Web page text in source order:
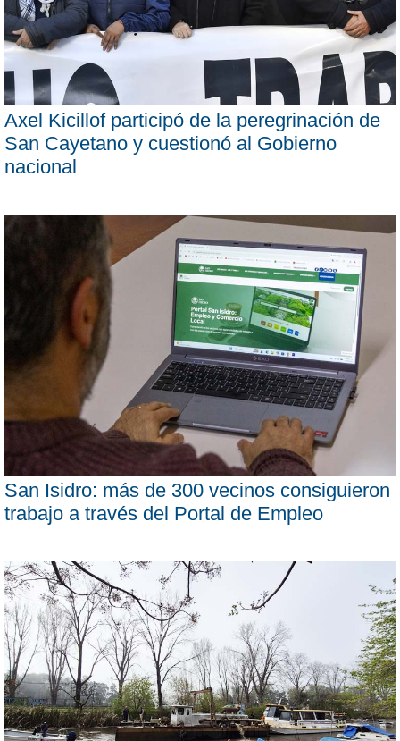
Axel Kicillof participó de la peregrinación de
San Cayetano y cuestionó al Gobierno
nacional
San Isidro: más de 300 vecinos consiguieron
trabajo a través del Portal de Empleo